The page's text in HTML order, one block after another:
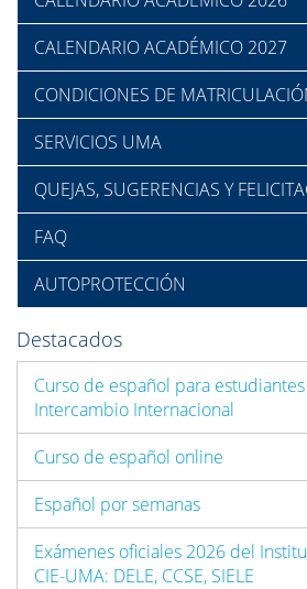
CALENDARIO ACADÉMICO 2027
CONDICIONES DE
SERVICIOS UMA
QUEJAS, SUGERENCIAS Y
FAQ
AUTOPROTECCIÓN
Destacados
Curso de español para
Intercambio Internacional
Curso de español online
Español por semanas
Exámenes oficiales 2026 del
CIE-UMA: DELE, CCSE, SIELE